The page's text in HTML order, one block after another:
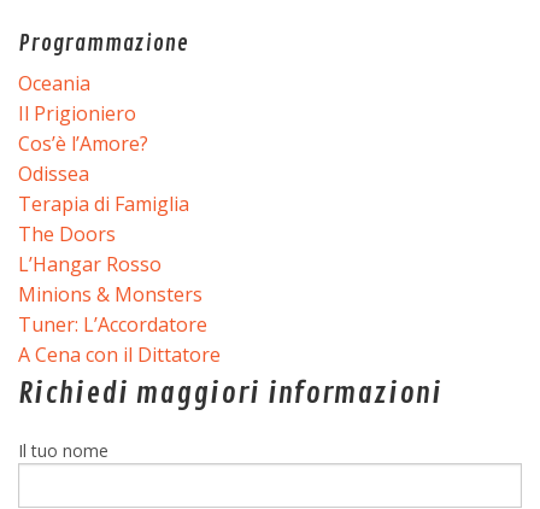
Programmazione
Oceania
Il Prigioniero
Cos’è l’Amore?
Odissea
Terapia di Famiglia
The Doors
L’Hangar Rosso
Minions & Monsters
Tuner: L’Accordatore
A Cena con il Dittatore
Richiedi maggiori informazioni
Il tuo nome